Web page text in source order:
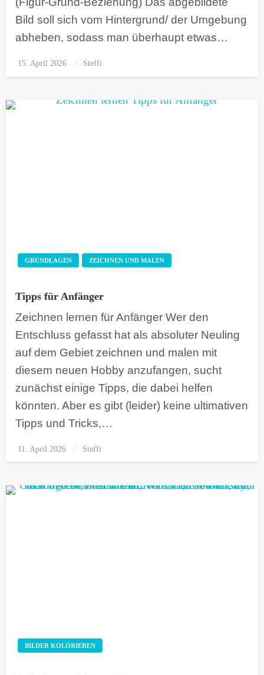
Bild soll sich vom Hintergrund/ der Umgebung
abheben, sodass man überhaupt etwas…
Posted
on
15. April 2026 Steffi
GRUNDLAGEN ZEICHNEN UND MALEN
Tipps für Anfänger
Zeichnen lernen für Anfänger Wer den
Entschluss gefasst hat als absoluter Neuling
auf dem Gebiet zeichnen und malen mit
diesem neuen Hobby anzufangen, sucht
zunächst einige Tipps, die dabei helfen
könnten. Aber es gibt (leider) keine ultimativen
Tipps und Tricks,…
Posted
on
11. April 2026 Steffi
BILDER KOLORIEREN